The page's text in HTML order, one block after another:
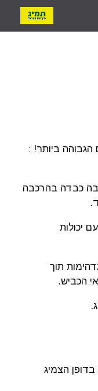
הגבוהה ביותר! :
כבדה בהרכבה
יכולות
תוך
הכביש.
הצמיג